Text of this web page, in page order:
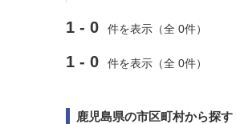
1 - 0 件を表示（全 0件）
1 - 0 件を表示（全 0件）
鹿児島県の市区町村から探す